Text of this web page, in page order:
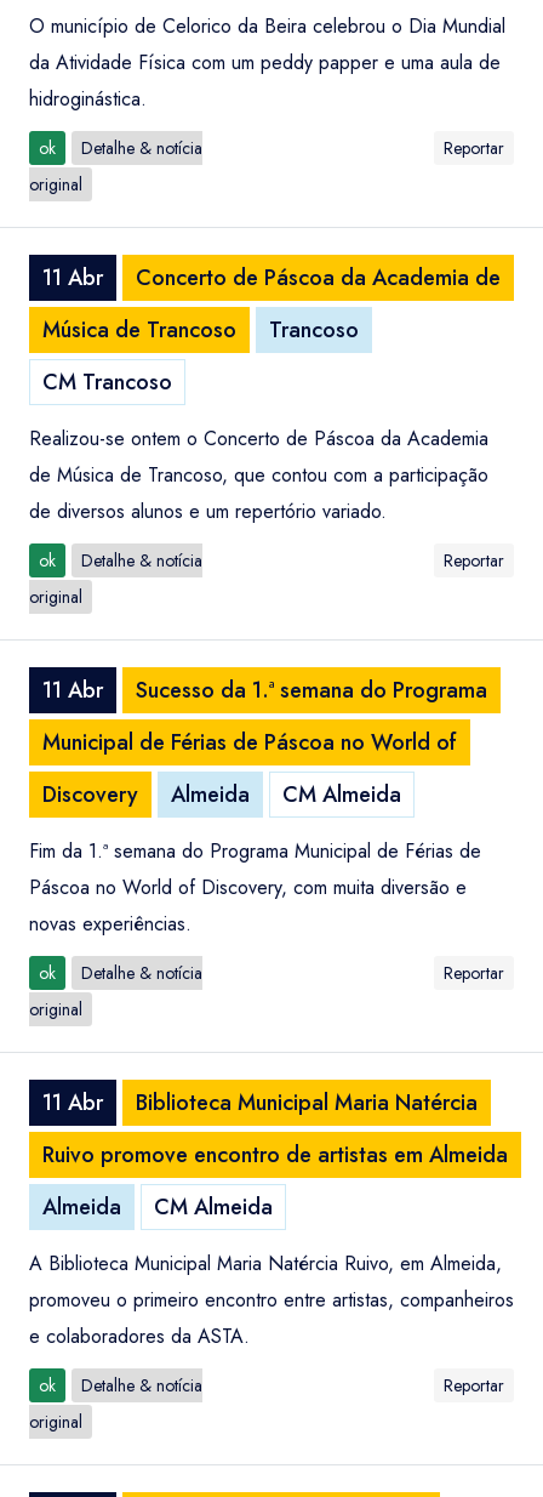
O município de Celorico da Beira celebrou o Dia Mundial
da Atividade Física com um peddy papper e uma aula de
hidroginástica.
ok
Detalhe & notícia
original
Reportar
11 Abr
Concerto de Páscoa da Academia de
Música de Trancoso
Trancoso
CM Trancoso
Realizou-se ontem o Concerto de Páscoa da Academia
de Música de Trancoso, que contou com a participação
de diversos alunos e um repertório variado.
ok
Detalhe & notícia
original
Reportar
11 Abr
Sucesso da 1.ª semana do Programa
Municipal de Férias de Páscoa no World of
Discovery
Almeida CM Almeida
Fim da 1.ª semana do Programa Municipal de Férias de
Páscoa no World of Discovery, com muita diversão e
novas experiências.
ok
Detalhe & notícia
original
Reportar
11 Abr
Biblioteca Municipal Maria Natércia
Ruivo promove encontro de artistas em Almeida
Almeida
CM Almeida
A Biblioteca Municipal Maria Natércia Ruivo, em Almeida,
promoveu o primeiro encontro entre artistas, companheiros
e colaboradores da ASTA.
ok
Detalhe & notícia
original
Reportar